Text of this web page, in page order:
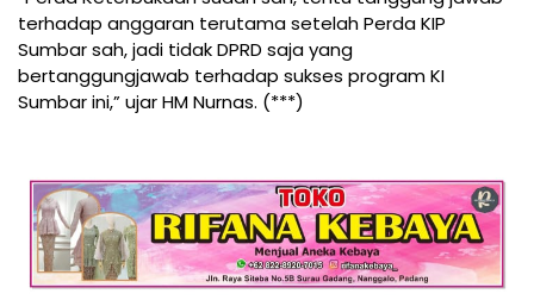
terhadap anggaran terutama setelah Perda KIP
Sumbar sah, jadi tidak DPRD saja yang
bertanggungjawab terhadap sukses program KI
Sumbar ini,” ujar HM Nurnas. (***)